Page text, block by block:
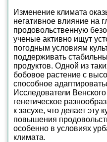
Изменение климата
негативное влияние на
продовольственную
ученые активно ищут
погодным условиям
поддерживать
продуктов. Одной из
бобовое растение с
способное
Исследователи
генетическое
к засухе, что делает эту
повышения
особенно в условиях
климата.